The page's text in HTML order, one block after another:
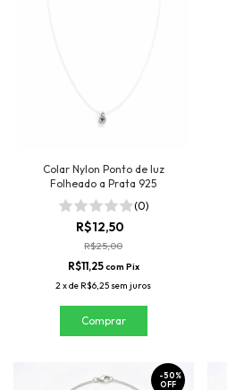
Colar Nylon Ponto de luz
Folheado a Prata 925
(0)
R$12,50
R$25,00
R$11,25com Pix
2 xde R$6,25 sem juros
-50%
OFF